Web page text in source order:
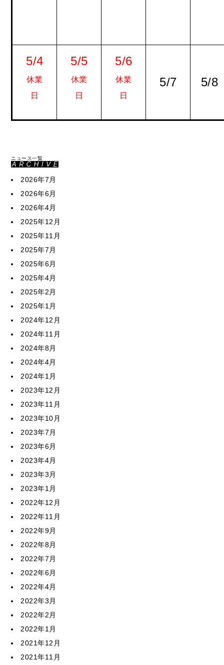
5/4
休業
日
5/5
休業
日
5/6
休業
日
5/7 5/8
ニュース一覧
2026年7月
2026年6月
2026年4月
2025年12月
2025年11月
2025年7月
2025年6月
2025年4月
2025年2月
2025年1月
2024年12月
2024年11月
2024年8月
2024年4月
2024年1月
2023年12月
2023年11月
2023年10月
2023年7月
2023年6月
2023年4月
2023年3月
2023年1月
2022年12月
2022年11月
2022年9月
2022年8月
2022年7月
2022年6月
2022年4月
2022年3月
2022年2月
2022年1月
2021年12月
2021年11月